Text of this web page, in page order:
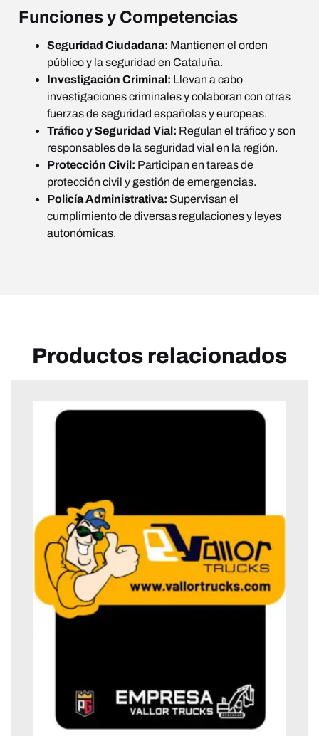
Funciones y Competencias
Seguridad Ciudadana: Mantienen el orden
público y la seguridad en Cataluña.
Investigación Criminal: Llevan a cabo
investigaciones criminales y colaboran con otras
fuerzas de seguridad españolas y europeas.
Tráfico y Seguridad Vial: Regulan el tráfico y son
responsables de la seguridad vial en la región.
Protección Civil: Participan en tareas de
protección civil y gestión de emergencias.
Policía Administrativa: Supervisan el
cumplimiento de diversas regulaciones y leyes
autonómicas.
Productos relacionados